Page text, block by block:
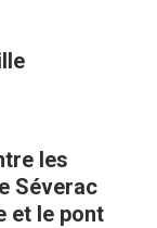
les
Séverac
et le pont